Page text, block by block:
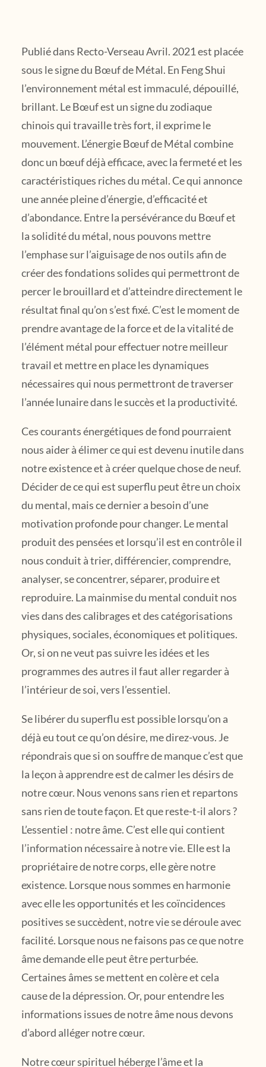
Publié dans Recto-Verseau Avril. 2021 est placée
sous le signe du Bœuf de Métal. En Feng Shui
l’environnement métal est immaculé, dépouillé,
brillant. Le Bœuf est un signe du zodiaque
chinois qui travaille très fort, il exprime le
mouvement. L’énergie Bœuf de Métal combine
donc un bœuf déjà efficace, avec la fermeté et les
caractéristiques riches du métal. Ce qui annonce
une année pleine d’énergie, d’efficacité et
d’abondance. Entre la persévérance du Bœuf et
la solidité du métal, nous pouvons mettre
l’emphase sur l’aiguisage de nos outils afin de
créer des fondations solides qui permettront de
percer le brouillard et d’atteindre directement le
résultat final qu’on s’est fixé. C’est le moment de
prendre avantage de la force et de la vitalité de
l’élément métal pour effectuer notre meilleur
travail et mettre en place les dynamiques
nécessaires qui nous permettront de traverser
l’année lunaire dans le succès et la productivité.
Ces courants énergétiques de fond pourraient
nous aider à élimer ce qui est devenu inutile dans
notre existence et à créer quelque chose de neuf.
Décider de ce qui est superflu peut être un choix
du mental, mais ce dernier a besoin d’une
motivation profonde pour changer. Le mental
produit des pensées et lorsqu’il est en contrôle il
nous conduit à trier, différencier, comprendre,
analyser, se concentrer, séparer, produire et
reproduire. La mainmise du mental conduit nos
vies dans des calibrages et des catégorisations
physiques, sociales, économiques et politiques.
Or, si on ne veut pas suivre les idées et les
programmes des autres il faut aller regarder à
l’intérieur de soi, vers l’essentiel.
Se libérer du superflu est possible lorsqu’on a
déjà eu tout ce qu’on désire, me direz-vous. Je
répondrais que si on souffre de manque c’est que
la leçon à apprendre est de calmer les désirs de
notre cœur. Nous venons sans rien et repartons
sans rien de toute façon. Et que reste-t-il alors ?
L’essentiel : notre âme. C’est elle qui contient
l’information nécessaire à notre vie. Elle est la
propriétaire de notre corps, elle gère notre
existence. Lorsque nous sommes en harmonie
avec elle les opportunités et les coïncidences
positives se succèdent, notre vie se déroule avec
facilité. Lorsque nous ne faisons pas ce que notre
âme demande elle peut être perturbée.
Certaines âmes se mettent en colère et cela
cause de la dépression. Or, pour entendre les
informations issues de notre âme nous devons
d’abord alléger notre cœur.
Notre cœur spirituel héberge l’âme et la